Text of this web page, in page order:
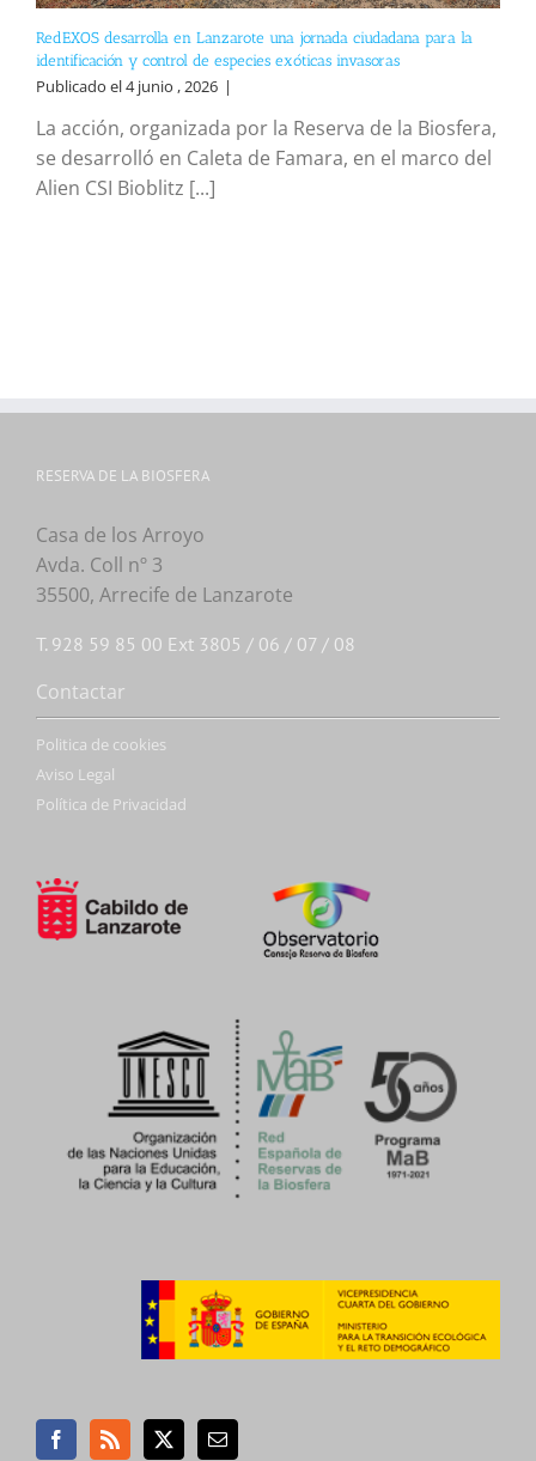
RedEXOS desarrolla en Lanzarote una jornada ciudadana para la
identificación y control de especies exóticas invasoras
Publicado el 4 junio , 2026 |
La acción, organizada por la Reserva de la Biosfera,
se desarrolló en Caleta de Famara, en el marco del
Alien CSI Bioblitz [...]
RESERVA DE LA BIOSFERA
Casa de los Arroyo
Avda. Coll nº 3
35500, Arrecife de Lanzarote
T. 928 59 85 00 Ext 3805 / 06 / 07 / 08
Contactar
Politica de cookies
Aviso Legal
Política de Privacidad